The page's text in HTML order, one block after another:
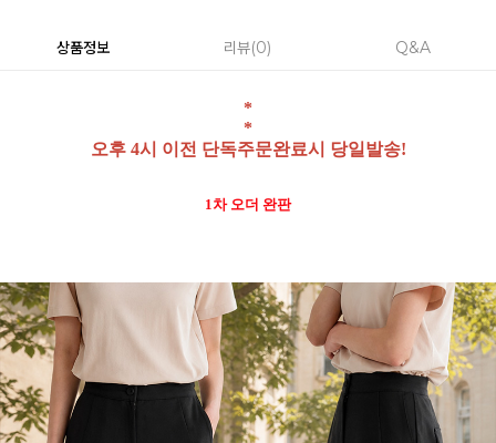
상품정보 리뷰 0 Q&A
*
*
오후 4시 이전 단독주문완료시 당일발송!
1차 오더 완판